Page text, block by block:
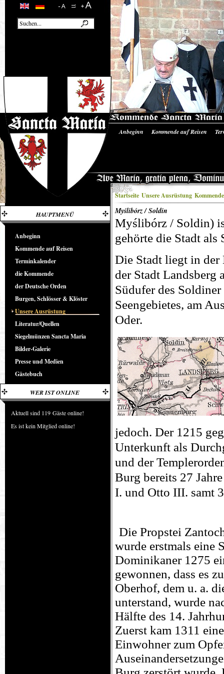
Anbeginn Kommende auf Reisen
Startseite Unsere Ausrüstung
HAUPTMENÜ
Anbeginn
Kommende auf Reisen
Terminkalender
die Kommende
der Deutsche Orden
Burgen, Schlösser & Klöster
Unsere Ausrüstung
Literatur/Quellen
Siegelmünzen Sancta Maria
Bilder-Galerie
Presse und Medien
Gästebuch
WER IST ONLINE
Aktuell sind 119 Gäste online!
Es ist kein Mitglied online!
Myślibórz / Soldin
Myślibórz / Soldin)
gehörte die Stadt
Die Stadt liegt in
der Stadt Landsberg
Südufer des Soldiner
Seengebietes, am
Oder.
jedoch. Der 1215
Unterkunft als
und der
Burg bereits 27
I. und Otto III. samt
Die Propstei
wurde erstmals eine
Dominikaner 1275
gewonnen, dass es
Oberhof, dem u. a.
unterstand, wurde
Hälfte des 14.
Zuerst kam 1311
Einwohner zum